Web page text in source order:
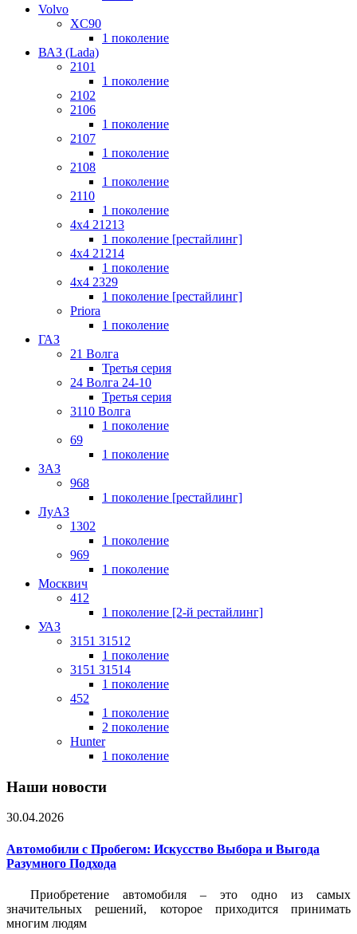
Volvo
XC90
1 поколение
ВАЗ (Lada)
2101
1 поколение
2102
2106
1 поколение
2107
1 поколение
2108
1 поколение
2110
1 поколение
4x4 21213
1 поколение [рестайлинг]
4x4 21214
1 поколение
4x4 2329
1 поколение [рестайлинг]
Priora
1 поколение
ГАЗ
21 Волга
Третья серия
24 Волга 24-10
Третья серия
3110 Волга
1 поколение
69
1 поколение
ЗАЗ
968
1 поколение [рестайлинг]
ЛуАЗ
1302
1 поколение
969
1 поколение
Москвич
412
1 поколение [2-й рестайлинг]
УАЗ
3151 31512
1 поколение
3151 31514
1 поколение
452
1 поколение
2 поколение
Hunter
1 поколение
Наши новости
30.04.2026
Автомобили с Пробегом: Искусство Выбора и Выгода
Разумного Подхода
Приобретение автомобиля – это одно из самых
значительных решений, которое приходится принимать
многим людям